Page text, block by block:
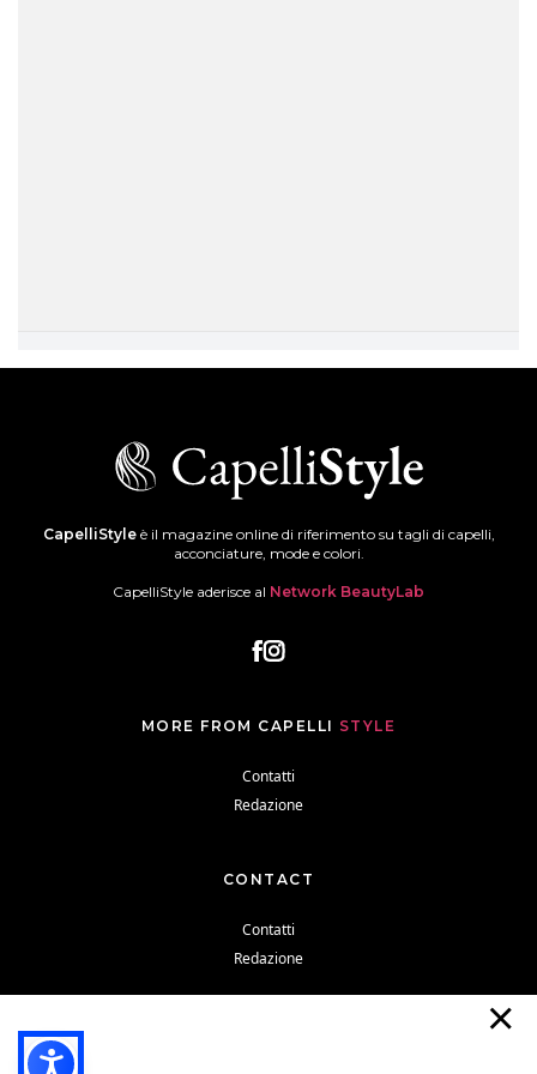
CapelliStyleè il magazine online di riferimento su tagli di capelli,
acconciature, mode e colori.
CapelliStyle aderisce al Network BeautyLab
MORE FROM CAPELLI STYLE
Contatti
Redazione
CONTACT
Contatti
Redazione